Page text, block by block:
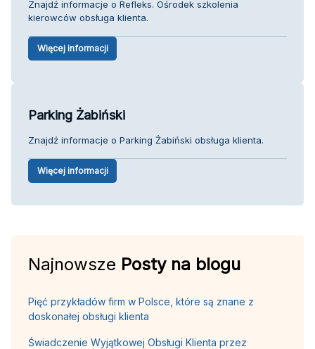
Znajdź informacje o Refleks. Ośrodek szkolenia
kierowców obsługa klienta.
Więcej informacji
Parking Żabiński
Znajdź informacje o Parking Żabiński obsługa klienta.
Więcej informacji
Najnowsze Posty na blogu
Pięć przykładów firm w Polsce, które są znane z
doskonałej obsługi klienta
Świadczenie Wyjątkowej Obsługi Klienta przez